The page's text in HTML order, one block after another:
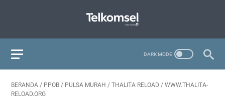
BERANDA / PPOB / PULSA MURAH / THALITA RELOAD / WWW.THALITA-
RELOAD.ORG